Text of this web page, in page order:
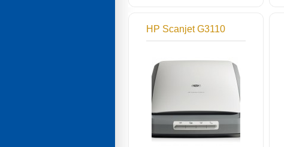
HP Scanjet G3110